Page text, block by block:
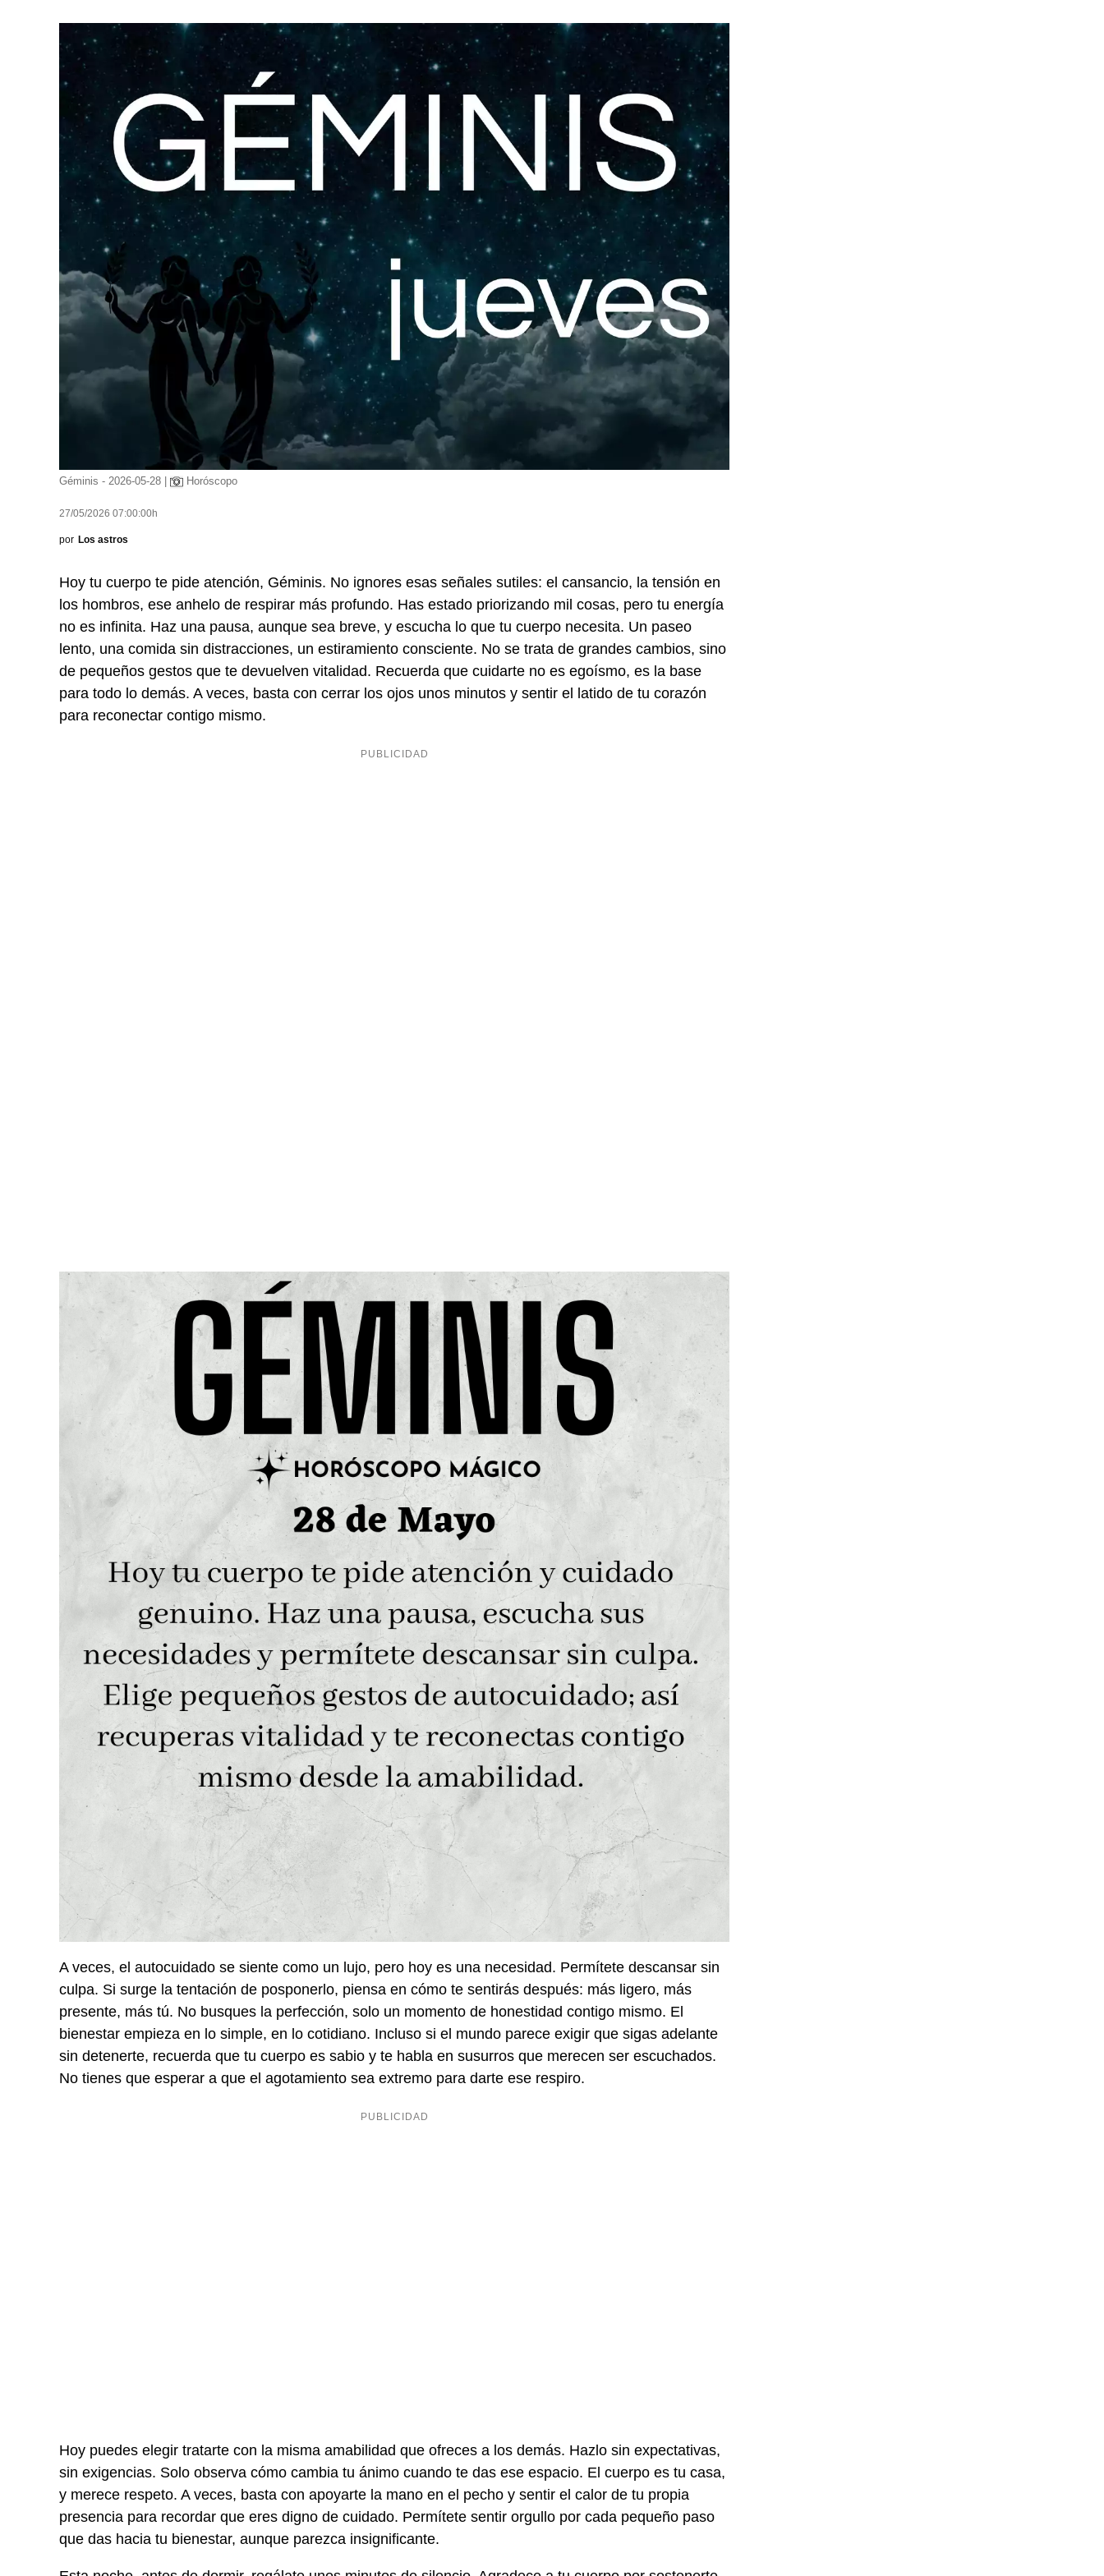
Géminis - 2026-05-28 | Horóscopo
27/05/2026 07:00:00h
por Los astros
Hoy tu cuerpo te pide atención, Géminis. No ignores esas señales sutiles: el cansancio, la tensión en
los hombros, ese anhelo de respirar más profundo. Has estado priorizando mil cosas, pero tu energía
no es infinita. Haz una pausa, aunque sea breve, y escucha lo que tu cuerpo necesita. Un paseo
lento, una comida sin distracciones, un estiramiento consciente. No se trata de grandes cambios, sino
de pequeños gestos que te devuelven vitalidad. Recuerda que cuidarte no es egoísmo, es la base
para todo lo demás. A veces, basta con cerrar los ojos unos minutos y sentir el latido de tu corazón
para reconectar contigo mismo.
A veces, el autocuidado se siente como un lujo, pero hoy es una necesidad. Permítete descansar sin
culpa. Si surge la tentación de posponerlo, piensa en cómo te sentirás después: más ligero, más
presente, más tú. No busques la perfección, solo un momento de honestidad contigo mismo. El
bienestar empieza en lo simple, en lo cotidiano. Incluso si el mundo parece exigir que sigas adelante
sin detenerte, recuerda que tu cuerpo es sabio y te habla en susurros que merecen ser escuchados.
No tienes que esperar a que el agotamiento sea extremo para darte ese respiro.
Hoy puedes elegir tratarte con la misma amabilidad que ofreces a los demás. Hazlo sin expectativas,
sin exigencias. Solo observa cómo cambia tu ánimo cuando te das ese espacio. El cuerpo es tu casa,
y merece respeto. A veces, basta con apoyarte la mano en el pecho y sentir el calor de tu propia
presencia para recordar que eres digno de cuidado. Permítete sentir orgullo por cada pequeño paso
que das hacia tu bienestar, aunque parezca insignificante.